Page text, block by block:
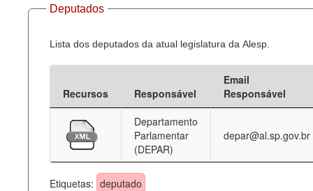
Dados Governamentais Abertos
Planejamento
Catálogo de dados
Processo Legislativo
Deputados Estaduais
Administração
Legislação
Deputados
Lista dos deputados da atual legislatura da Alesp.
Recursos Responsável
Email
Responsável
Departamento
Parlamentar
(DEPAR)
depar@al.sp.gov.br
Etiquetas: deputado